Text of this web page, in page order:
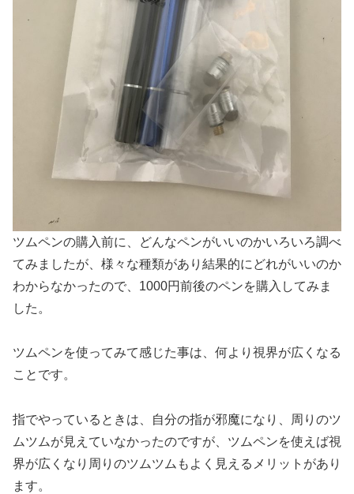
ツムペンの購入前に、どんなペンがいいのかいろいろ調べ
てみましたが、様々な種類があり結果的にどれがいいのか
わからなかったので、1000円前後のペンを購入してみま
した。
ツムペンを使ってみて感じた事は、何より視界が広くなる
ことです。
指でやっているときは、自分の指が邪魔になり、周りのツ
ムツムが見えていなかったのですが、ツムペンを使えば視
界が広くなり周りのツムツムもよく見えるメリットがあり
ます。